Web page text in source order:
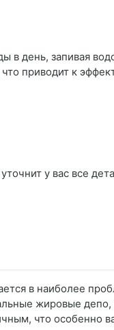
день, запивая
приводит к
у вас все
в наиболее
жировые депо,
что особенно